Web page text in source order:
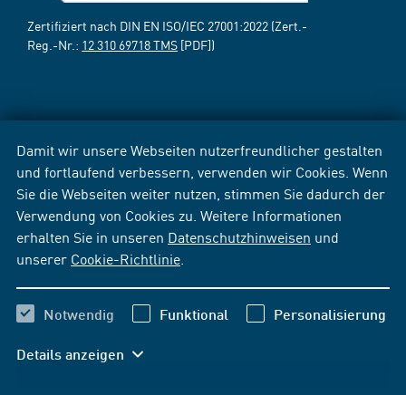
Damit wir unsere Webseiten nutzerfreundlicher gestalten
und fortlaufend verbessern, verwenden wir Cookies. Wenn
Sie die Webseiten weiter nutzen, stimmen Sie dadurch der
Verwendung von Cookies zu. Weitere Informationen
erhalten Sie in unseren Datenschutzhinweisen und
unserer Cookie-Richtlinie
Notwendig Funktional Personalisierung
Details anzeigen
Zertifiziert nach DIN EN ISO/IEC 27001:2022 (Zert.-
Reg.-Nr.: 12 310 69718 TMS [PDF])